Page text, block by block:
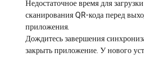
Недостаточное время для
сканирования QR-кода перед
приложения.
Дождитесь завершения
закрыть приложение. У нового